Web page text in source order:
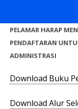
PELAMAR HARAP
PENDAFTARAN
ADMINISTRASI
Download Buku
Download Alur